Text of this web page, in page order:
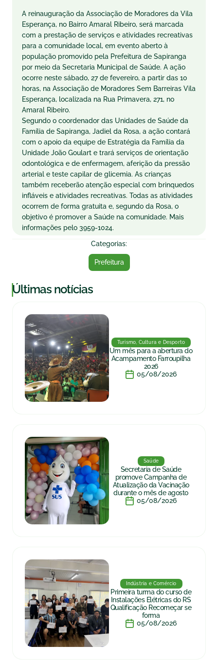
A reinauguração da Associação de Moradores da Vila
Esperança, no Bairro Amaral Ribeiro, será marcada
com a prestação de serviços e atividades recreativas
para a comunidade local, em evento aberto à
população promovido pela Prefeitura de Sapiranga
por meio da Secretaria Municipal de Saúde. A ação
ocorre neste sábado, 27 de fevereiro, a partir das 10
horas, na Associação de Moradores Sem Barreiras Vila
Esperança, localizada na Rua Primavera, 271, no
Amaral Ribeiro.
Segundo o coordenador das Unidades de Saúde da
Família de Sapiranga, Jadiel da Rosa, a ação contará
com o apoio da equipe de Estratégia da Família da
Unidade João Goulart e trará serviços de orientação
odontológica e de enfermagem, aferição da pressão
arterial e teste capilar de glicemia. As crianças
também receberão atenção especial com brinquedos
infláveis e atividades recreativas. Todas as atividades
ocorrem de forma gratuita e, segundo da Rosa, o
objetivo é promover a Saúde na comunidade. Mais
informações pelo 3959-1024.
Categorias:
Prefeitura
|Últimas notícias
Turismo, Cultura e Desporto
Um mês para a abertura do
Acampamento Farroupilha
2026
05/08/2026
Saúde
Secretaria de Saúde
promove Campanha de
Atualização da Vacinação
durante o mês de agosto
05/08/2026
Indústria e Comércio
Primeira turma do curso de
Instalações Elétricas do RS
Qualificação Recomeçar se
forma
05/08/2026